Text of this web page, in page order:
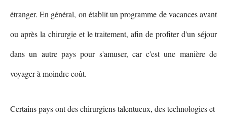
étranger. En général, on établit un programme de vacances avant
ou après la chirurgie et le traitement, afin de profiter d'un séjour
dans un autre pays pour s'amuser, car c'est une manière de
voyager à moindre coût.
Certains pays ont des chirurgiens talentueux, des technologies et